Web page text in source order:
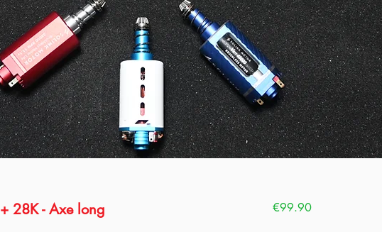
28K - Axe long €99.90Price